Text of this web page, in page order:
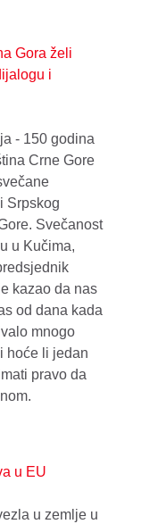
Gora želi
i
- 150 godina
Crne Gore
Srpskog
Svečanost
u Kučima,
kazao da nas
od dana kada
mnogo
hoće li jedan
pravo da
u EU
u zemlje u